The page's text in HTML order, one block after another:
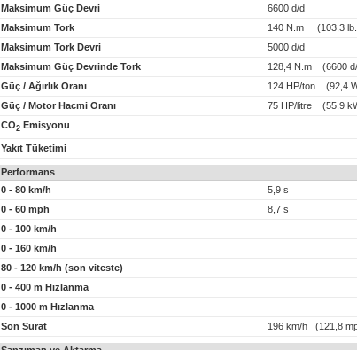
Maksimum Güç Devri
6600 d/d
Maksimum Tork
140 N.m (103,3
Maksimum Tork Devri
5000 d/d
Maksimum Güç Devrinde Tork
128,4 N.m (6600
Güç / Ağırlık Oranı
124 HP/ton (92,4
Güç / Motor Hacmi Oranı
75 HP/litre (55,9
CO2 Emisyonu
Yakıt Tüketimi
Performans
0 - 80 km/h
5,9 s
0 - 60 mph
8,7 s
0 - 100 km/h
0 - 160 km/h
80 - 120 km/h (son viteste)
0 - 400 m Hızlanma
0 - 1000 m Hızlanma
Son Sürat
196 km/h (121,8